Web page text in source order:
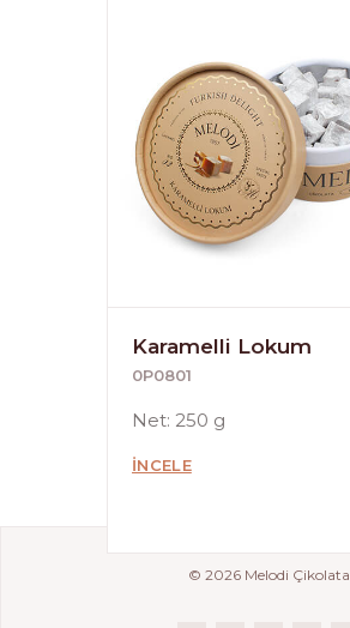
Karamelli Lokum
0P0801
Net: 250 g
İNCELE
© 2026 Melodi Çikolata